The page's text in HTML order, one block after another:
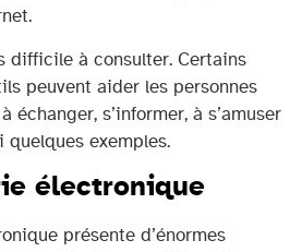
difficile à consulter. Certains
peuvent aider les personnes
échanger, s’informer, à s’amuser
quelques exemples.
électronique
présente d’énormes